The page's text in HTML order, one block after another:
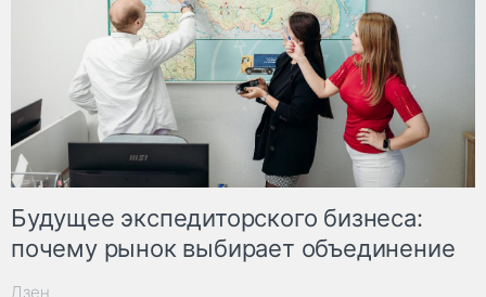
Будущее экспедиторского бизнеса:
почему рынок выбирает объединение
Дзен